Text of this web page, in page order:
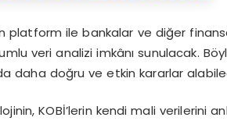
platform ile bankalar ve diğer
veri analizi imkânı sunulacak.
daha doğru ve etkin kararlar
KOBİ’lerin kendi mali verilerini